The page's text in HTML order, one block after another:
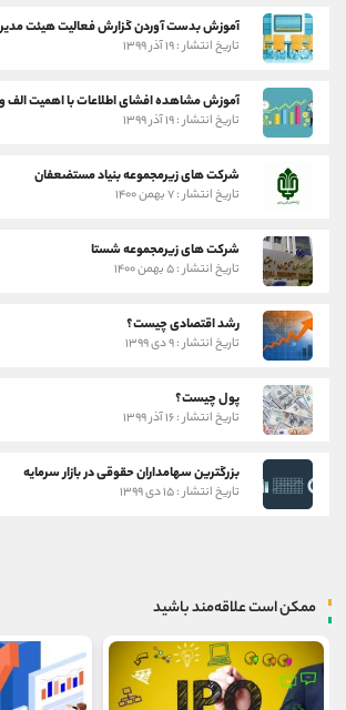
آموزش بدست آوردن گزارش فعالیت هیئت
تاریخ انتشار : ۱۹ آذر ۱۳۹۹
آموزش مشاهده افشای اطلاعات با اهمیت الف
تاریخ انتشار : ۱۹ آذر ۱۳۹۹
شرکت های زیرمجموعه بنیاد مستضعفان
تاریخ انتشار : ۷ بهمن ۱۴۰۰
شرکت های زیرمجموعه شستا
تاریخ انتشار : ۵ بهمن ۱۴۰۰
رشد اقتصادی چیست؟
تاریخ انتشار : ۹ دی ۱۳۹۹
پول چیست؟
تاریخ انتشار : ۱۶ آذر ۱۳۹۹
بزرگترین سهامداران حقوقی در بازار سرمایه
تاریخ انتشار : ۱۵ دی ۱۳۹۹
ممکن است علاقه‌مند باشید